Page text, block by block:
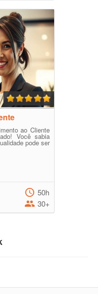
ao Cliente
Você sabia
pode ser
50h
30+